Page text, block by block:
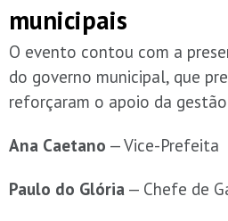
municipais
O evento contou com a
do governo municipal, que
reforçaram o apoio da
Ana Caetano — Vice-Prefeita
Paulo do Glória — Chefe de